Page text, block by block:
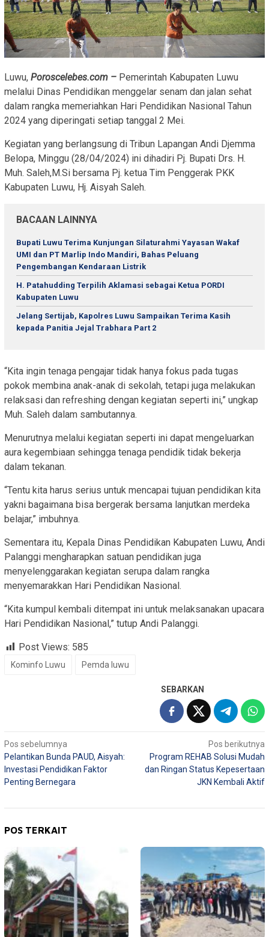
Luwu, Poroscelebes.com – Pemerintah Kabupaten Luwu
melalui Dinas Pendidikan menggelar senam dan jalan sehat
dalam rangka memeriahkan Hari Pendidikan Nasional Tahun
2024 yang diperingati setiap tanggal 2 Mei.
Kegiatan yang berlangsung di Tribun Lapangan Andi Djemma
Belopa, Minggu (28/04/2024) ini dihadiri Pj. Bupati Drs. H.
Muh. Saleh,M.Si bersama Pj. ketua Tim Penggerak PKK
Kabupaten Luwu, Hj. Aisyah Saleh.
BACAAN LAINNYA
Bupati Luwu Terima Kunjungan Silaturahmi Yayasan Wakaf
UMI dan PT Marlip Indo Mandiri, Bahas Peluang
Pengembangan Kendaraan Listrik
H. Patahudding Terpilih Aklamasi sebagai Ketua PORDI
Kabupaten Luwu
Jelang Sertijab, Kapolres Luwu Sampaikan Terima Kasih
kepada Panitia Jejal Trabhara Part 2
“Kita ingin tenaga pengajar tidak hanya fokus pada tugas
pokok membina anak-anak di sekolah, tetapi juga melakukan
relaksasi dan refreshing dengan kegiatan seperti ini,” ungkap
Muh. Saleh dalam sambutannya.
Menurutnya melalui kegiatan seperti ini dapat mengeluarkan
aura kegembiaan sehingga tenaga pendidik tidak bekerja
dalam tekanan.
“Tentu kita harus serius untuk mencapai tujuan pendidikan kita
yakni bagaimana bisa bergerak bersama lanjutkan merdeka
belajar,” imbuhnya.
Sementara itu, Kepala Dinas Pendidikan Kabupaten Luwu, Andi
Palanggi mengharapkan satuan pendidikan juga
menyelenggarakan kegiatan serupa dalam rangka
menyemarakkan Hari Pendidikan Nasional.
“Kita kumpul kembali ditempat ini untuk melaksanakan upacara
Hari Pendidikan Nasional,” tutup Andi Palanggi.
Post Views: 585
Kominfo Luwu Pemda luwu
SEBARKAN
Navigasi
pos
Pos sebelumnya
Pelantikan Bunda PAUD, Aisyah:
Investasi Pendidikan Faktor
Penting Bernegara
Pos berikutnya
Program REHAB Solusi Mudah
dan Ringan Status Kepesertaan
JKN Kembali Aktif
POS TERKAIT